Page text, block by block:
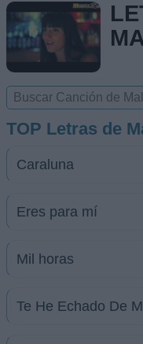
TOP Letras de
Caraluna
Eres para mí
Mil horas
Te He Echado De